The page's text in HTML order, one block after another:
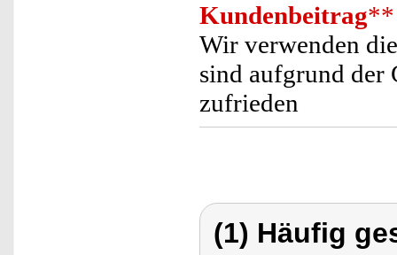
Kundenbeitrag**
Wir verwenden
sind aufgrund der
zufrieden
(1) Häufig